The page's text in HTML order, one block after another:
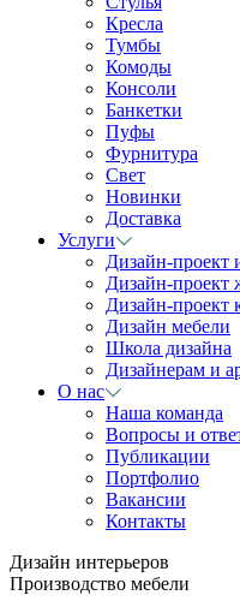
Кресла
Тумбы
Комоды
Консоли
Банкетки
Пуфы
Фурнитура
Свет
Новинки
Доставка
Услуги
Дизайн-проект
Дизайн-
Дизайн-проект
Дизайн мебели
Школа дизайна
Дизайнерам и
О нас
Наша команда
Вопросы и
Публикации
Портфолио
Вакансии
Контакты
Дизайн интерьеров
Производство мебели